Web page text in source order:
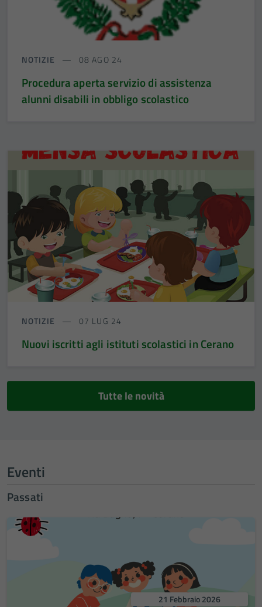
NOTIZIE 08 AGO 24
Procedura aperta servizio di assistenza
alunni disabili in obbligo scolastico
NOTIZIE 07 LUG 24
Nuovi iscritti agli istituti scolastici in Cerano
Tutte le novità
Eventi
Passati
21 Febbraio 2026
Tecnici
funzionamento
possono
essere
disabilitati.
Questi cookie
non raccolgono
personali.